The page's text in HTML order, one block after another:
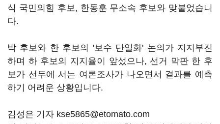
식 국민의힘 후보, 한동훈 무소속 후보와 맞붙었습니
다.
박 후보와 한 후보의 '보수 단일화' 논의가 지지부진
하며 하 후보의 지지율이 앞섰으나, 선거 막판 한 후
보가 선두에 서는 여론조사가 나오면서 결과를 예측
하기 어려운 상황입니다.
김성은 기자 kse5865@etomato.com